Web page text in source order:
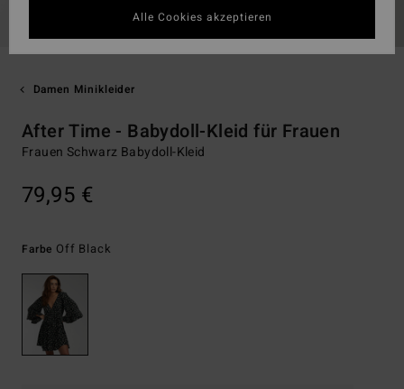
Damen Minikleider
After Time - Babydoll-Kleid für Frauen
Frauen Schwarz Babydoll-Kleid
79,95 €
Farbe Off Black
Alle Cookies akzeptieren